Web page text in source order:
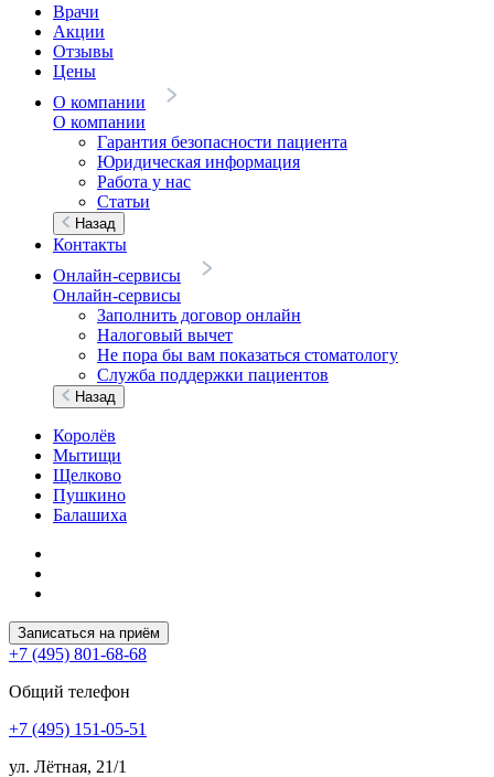
Врачи
Акции
Отзывы
Цены
О компании
О компании
Гарантия безопасности пациента
Юридическая информация
Работа у нас
Статьи
Назад
Контакты
Онлайн-сервисы
Онлайн-сервисы
Заполнить договор онлайн
Налоговый вычет
Не пора бы вам показаться стоматологу
Служба поддержки пациентов
Назад
Королёв
Мытищи
Щелково
Пушкино
Балашиха
Записаться на приём
+7 (495) 801-68-68
Общий телефон
+7 (495) 151-05-51
ул. Лётная, 21/1